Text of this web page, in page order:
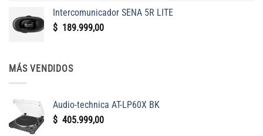
Intercomunicador SENA 5R LITE
$ 189.999,00
MÁS VENDIDOS
Audio-technica AT-LP60X BK
$ 405.999,00